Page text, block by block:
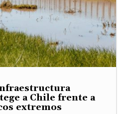
a Chile frente a
extremos